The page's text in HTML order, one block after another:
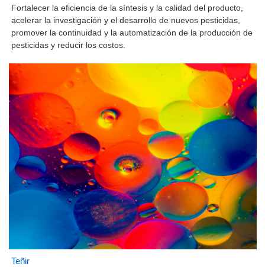
Fortalecer la eficiencia de la síntesis y la calidad del producto,
acelerar la investigación y el desarrollo de nuevos pesticidas,
promover la continuidad y la automatización de la producción de
pesticidas y reducir los costos.
Teñir